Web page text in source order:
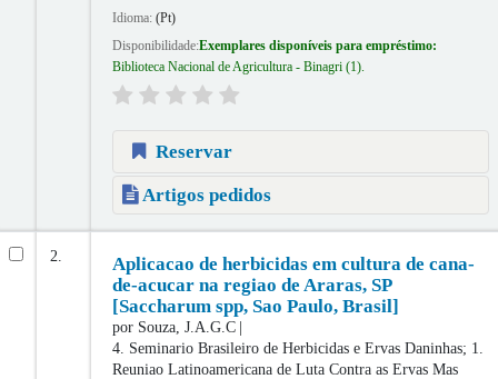
Idioma: (Pt)
Disponibilidade:Exemplares disponíveis para empréstimo:
Biblioteca Nacional de Agricultura - Binagri(1).
Reservar
Artigos pedidos
2.
Aplicacao de herbicidas em cultura de cana-
de-acucar na regiao de Araras, SP
[Saccharum spp, Sao Paulo, Brasil]
por Souza, J.A.G.C
4. Seminario Brasileiro de Herbicidas e Ervas Daninhas; 1.
Reuniao Latinoamericana de Luta Contra as Ervas Mas